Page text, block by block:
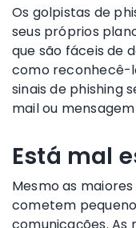
Os golpistas de
seus próprios
que são fáceis de
como reconhecê-
sinais de phishing
mail ou
Está mal
Mesmo as
cometem
comunicações. As